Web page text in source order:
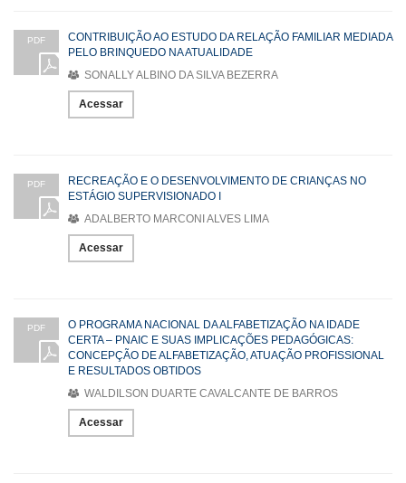
PDF
CONTRIBUIÇÃO AO ESTUDO DA RELAÇÃO FAMILIAR MEDIADA
PELO BRINQUEDO NA ATUALIDADE
SONALLY ALBINO DA SILVA BEZERRA
Acessar
PDF
RECREAÇÃO E O DESENVOLVIMENTO DE CRIANÇAS NO
ESTÁGIO SUPERVISIONADO I
ADALBERTO MARCONI ALVES LIMA
Acessar
PDF
O PROGRAMA NACIONAL DA ALFABETIZAÇÃO NA IDADE
CERTA – PNAIC E SUAS IMPLICAÇÕES PEDAGÓGICAS:
CONCEPÇÃO DE ALFABETIZAÇÃO, ATUAÇÃO PROFISSIONAL
E RESULTADOS OBTIDOS
WALDILSON DUARTE CAVALCANTE DE BARROS
Acessar